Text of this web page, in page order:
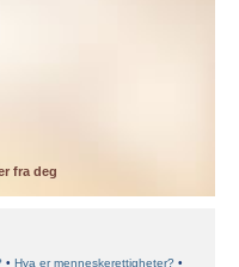
fra deg
Hva er menneskerettigheter?